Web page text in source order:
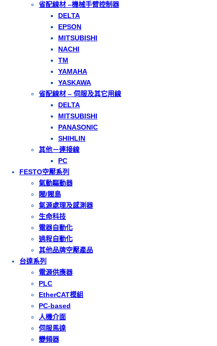
省配線材 –機械手臂控制器
DELTA
EPSON
MITSUBISHI
NACHI
TM
YAMAHA
YASKAWA
省配線材 – 伺服及其它用線
DELTA
MITSUBISHI
PANASONIC
SHIHLIN
其他－連接線
PC
FESTO空壓系列
氣動驅動器
閥/閥島
氣源處理及感測器
生命科技
電器自動化
過程自動化
其他品牌空壓產品
台達系列
電源供應器
PLC
EtherCAT模組
PC-based
人機介面
伺服馬達
變頻器